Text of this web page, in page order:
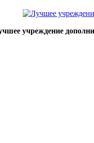
учреждение